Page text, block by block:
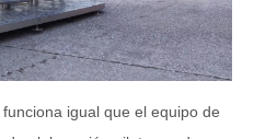
igual que el equipo de